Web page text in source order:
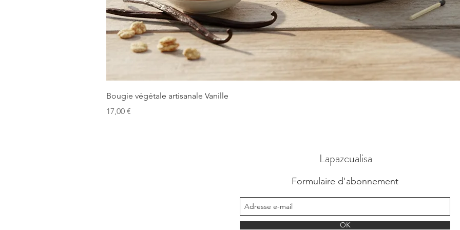
Bougie végétale artisanale Vanille
Precio
17,00 €
Lapazcualisa
Formulaire d'abonnement
OK